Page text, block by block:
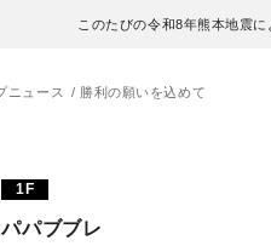
このたびの令和8年熊本地震
ニュース 勝利の願いを込めて
1F
パパブブレ